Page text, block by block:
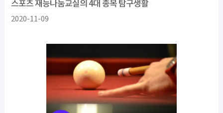
스포츠 재능나눔교실의 4대 종목 탐구생활
2020-11-09